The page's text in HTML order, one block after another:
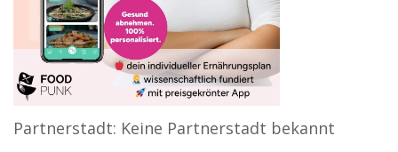
Partnerstadt: Keine Partnerstadt bekannt